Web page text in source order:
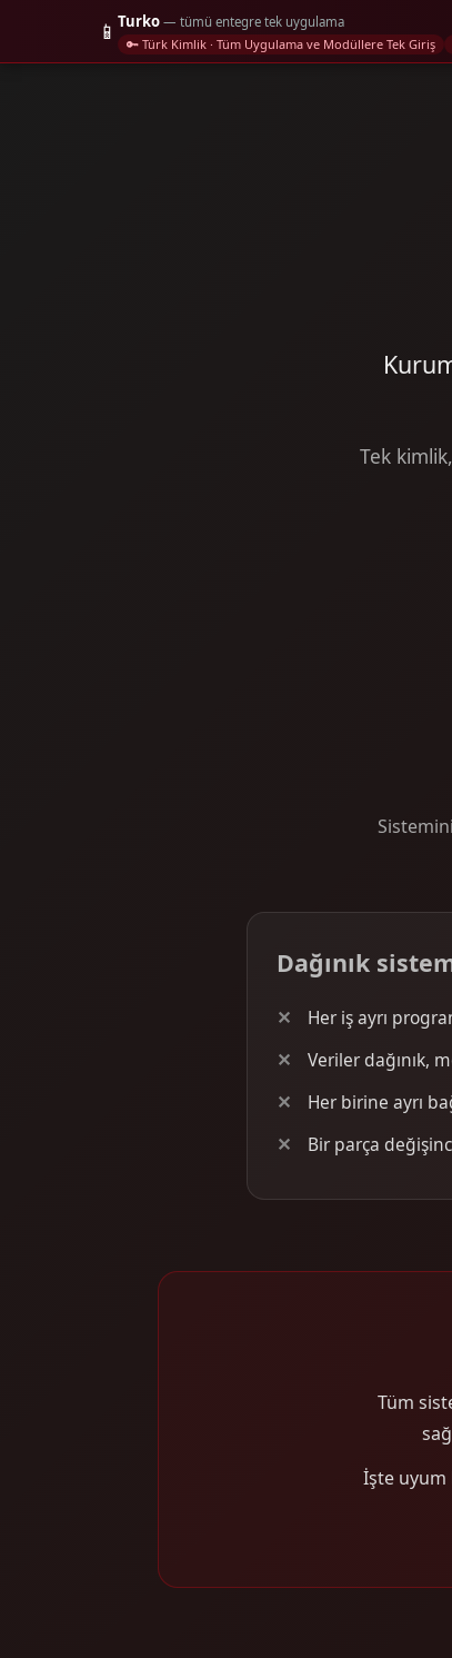
📱 Turko — tümü entegre tek uygulama
🔑 Türk Kimlik · Tüm Uygulama ve Modüllere Tek Giriş
Tek
Dağınık
Her iş ayrı
Veriler dağınık,
Her birine ayrı
Bir parça
Tüm
İşte uyum